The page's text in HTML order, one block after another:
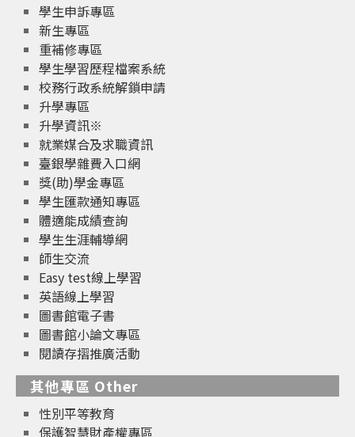
學生申訴專區
新生專區
重補修專區
學生學習歷程檔案系統
校務行政系統解鎖申請
升學專區
升學資訊※
就業媒合及求職資訊
臺銀學雜費入口網
獎(助)學金專區
學生匯款通知專區
體適能成績查詢
學生生涯輔導網
師生交流
Easy test線上學習
英語線上學習
圖書館電子書
圖書館小論文專區
閱讀存摺推廣活動
其他專區 Other
性別平等教育
保護智慧財產權專區